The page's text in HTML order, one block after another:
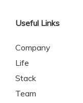
Useful Links
Company
Life
Stack
Team